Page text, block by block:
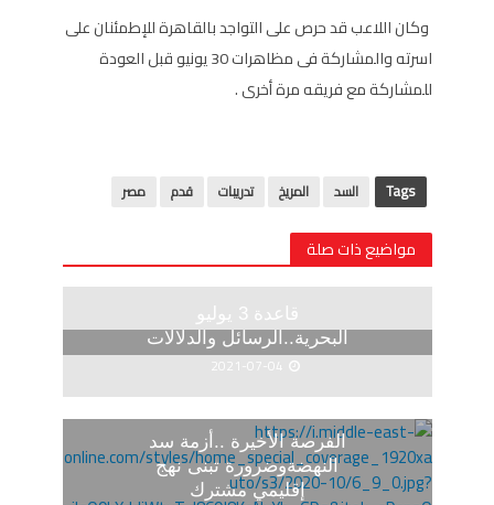
وكان اللاعب قد حرص على التواجد بالقاهرة للإطمئنان على
اسرته والمشاركة فى مظاهرات 30 يونيو قبل العودة
للمشاركة مع فريقه مرة أخرى.
Tags السد المريخ تدريبات قدم مصر
مواضيع ذات صلة
قاعدة 3 يوليو
البحرية..الرسائل والدلالات
2021-07-04
الفرصة الأخيرة ..أزمة سد
النهضةوضرورة تبنى نهج
إقليمي مشترك